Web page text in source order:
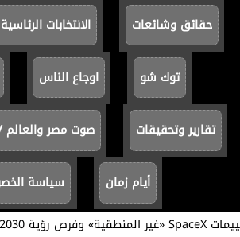
حقائق وشائعات الانتخابات الرئاسية
توك شو اوجاع الناس
تقارير وتحقيقات صوت مصر والعالم TV
أيام زمان سياسة
جميع الحقوق محفوظة ©